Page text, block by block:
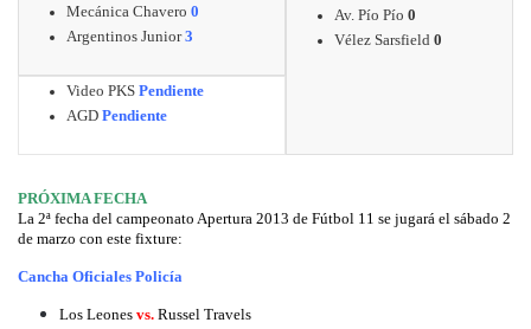
Av. Pío Pío 0
Vélez Sarsfield 0
Mecánica Chavero 0
Argentinos Junior3
Video PKS Pendiente
AGD Pendiente
PRÓXIMA FECHA
La 2ª fecha del campeonato Apertura 2013 de Fútbol 11 se jugará el sábado 2
de marzo con este fixture:
Cancha Oficiales Policía
Los Leones vs. Russel Travels